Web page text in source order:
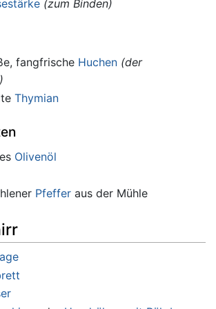
(zum Binden)
fangfrische Huchen (der
Thymian
Olivenöl
Pfefferaus der Mühle